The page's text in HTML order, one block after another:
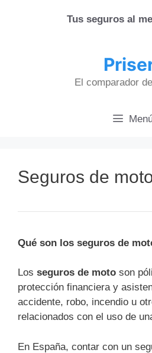
Tus seguros al
El comparador
Seguros de
Qué son los seguros de
Los seguros de moto son
protección financiera y
accidente, robo, incendio u
relacionados con el uso de
En España, contar con un